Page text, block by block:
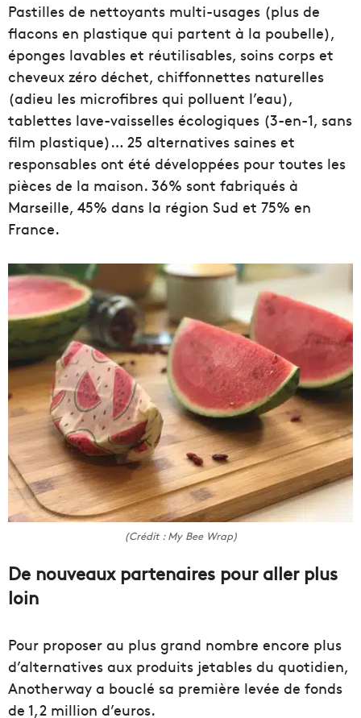
Pastilles de nettoyants multi-usages (plus de
flacons en plastique qui partent à la poubelle),
éponges lavables et réutilisables, soins corps et
cheveux zéro déchet, chiffonnettes naturelles
(adieu les microfibres qui polluent l’eau),
tablettes lave-vaisselles écologiques (3-en-1, sans
film plastique)… 25 alternatives saines et
responsables ont été développées pour toutes les
pièces de la maison. 36% sont fabriqués à
Marseille, 45% dans la région Sud et 75% en
France.
(Crédit : My Bee Wrap)
De nouveaux partenaires pour aller plus
loin
Pour proposer au plus grand nombre encore plus
d’alternatives aux produits jetables du quotidien,
Anotherway a bouclé sa première levée de fonds
de 1,2 million d’euros.